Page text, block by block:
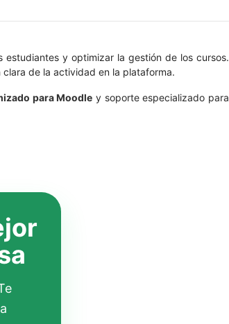
estudiantes y optimizar la gestión de los cursos.
de la actividad en la plataforma.
para Moodle y soporte especializado para